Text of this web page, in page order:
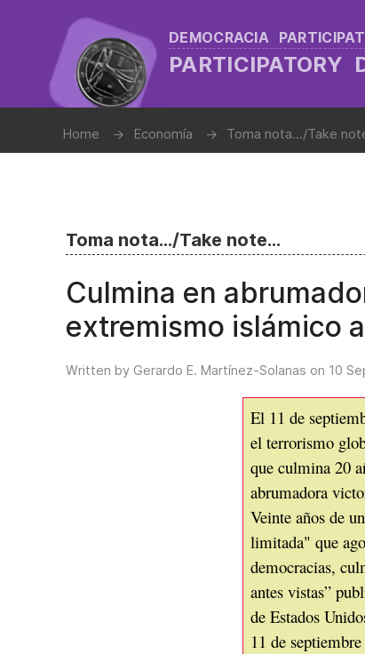
DEMOCRACIA
PARTICIPATORY
Home Economía Toma nota.../Take
Toma nota.../Take note...
Culmina en
extremismo islámico
Written by Gerardo E. Martínez-Solanas on 10
El 11 de
el terrorismo
que culmina 20
abrumadora
Veinte años de
limitada" que
democracias,
antes vistas”
de Estados
11 de